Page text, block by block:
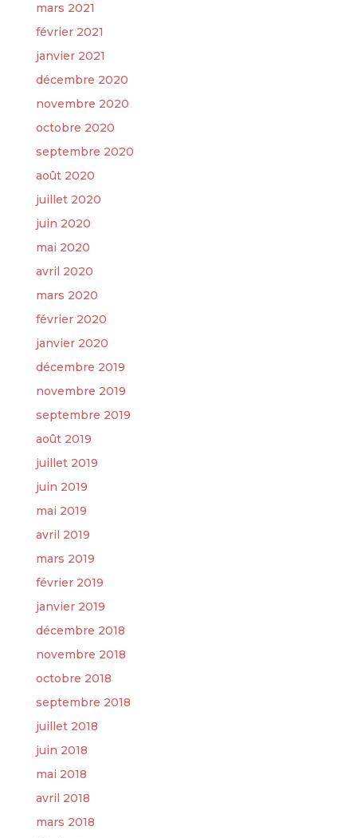
mars 2021
février 2021
janvier 2021
décembre 2020
novembre 2020
octobre 2020
septembre 2020
août 2020
juillet 2020
juin 2020
mai 2020
avril 2020
mars 2020
février 2020
janvier 2020
décembre 2019
novembre 2019
septembre 2019
août 2019
juillet 2019
juin 2019
mai 2019
avril 2019
mars 2019
février 2019
janvier 2019
décembre 2018
novembre 2018
octobre 2018
septembre 2018
juillet 2018
juin 2018
mai 2018
avril 2018
mars 2018